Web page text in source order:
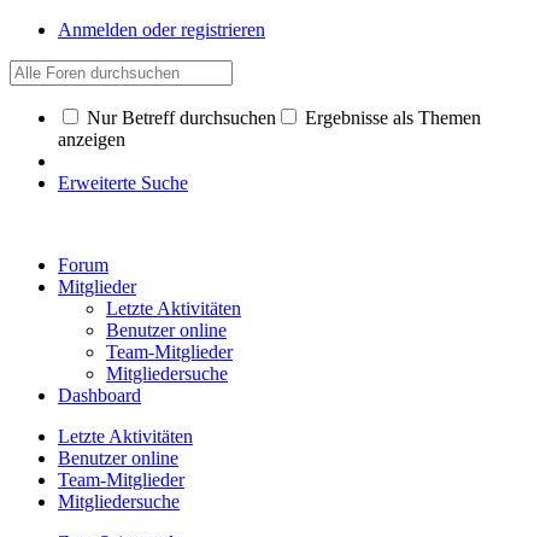
Anmelden oder registrieren
Nur Betreff durchsuchen
Ergebnisse als Themen
anzeigen
Erweiterte Suche
Forum
Mitglieder
Letzte Aktivitäten
Benutzer online
Team-Mitglieder
Mitgliedersuche
Dashboard
Letzte Aktivitäten
Benutzer online
Team-Mitglieder
Mitgliedersuche